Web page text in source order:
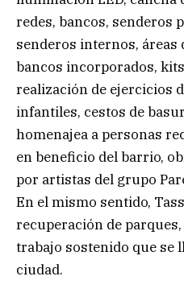
redes, bancos, senderos
senderos internos, áreas
bancos incorporados,
realización de ejercicios
infantiles, cestos de
homenajea a personas
en beneficio del barrio,
por artistas del grupo
En el mismo sentido,
recuperación de
trabajo sostenido que se
ciudad.